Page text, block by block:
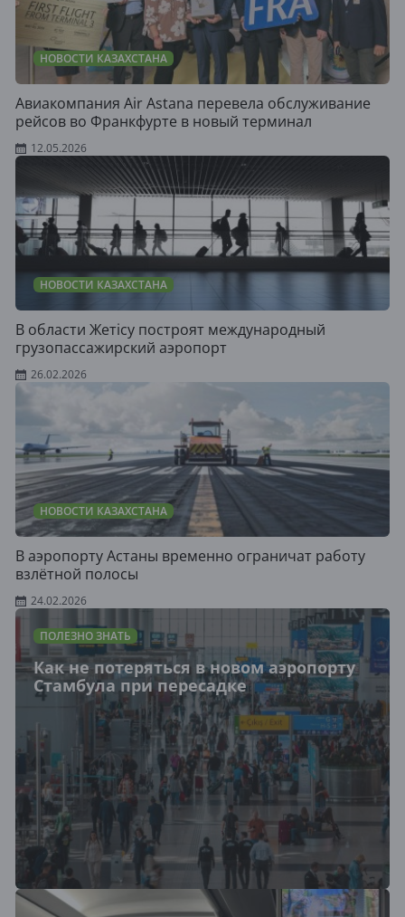
НОВОСТИ КАЗАХСТАНА
Авиакомпания Air Astana перевела обслуживание
рейсов во Франкфурте в новый терминал
12.05.2026
НОВОСТИ КАЗАХСТАНА
В области Жетісу построят международный
грузопассажирский аэропорт
26.02.2026
НОВОСТИ КАЗАХСТАНА
В аэропорту Астаны временно ограничат работу
взлётной полосы
24.02.2026
ПОЛЕЗНО ЗНАТЬ
Как не потеряться в новом аэропорту
Стамбула при пересадке